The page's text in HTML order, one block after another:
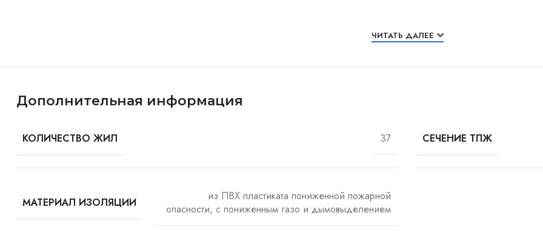
ЧИТАТЬ ДАЛЕЕ
Дополнительная информация
КОЛИЧЕСТВО ЖИЛ 37 СЕЧЕНИЕ ТПЖ
МАТЕРИАЛ ИЗОЛЯЦИИ
из ПВХ пластиката пониженной пожарной
опасности, с пониженным газо и дымовыделением